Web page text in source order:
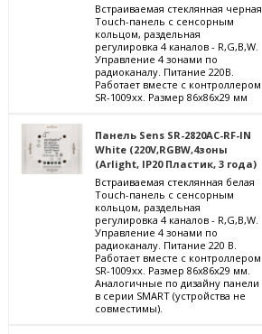
Встраиваемая стеклянная черная
Touch-панель с сенсорным
кольцом, раздельная
регулировка 4 каналов - R,G,B,W.
Управление 4 зонами по
радиоканалу. Питание 220В.
Работает вместе с контроллером
SR-1009xx. Размер 86x86x29 мм
Панель Sens SR-2820AC-RF-IN
White (220V,RGBW,4зоны
(Arlight, IP20 Пластик, 3 года)
Встраиваемая стеклянная белая
Touch-панель с сенсорным
кольцом, раздельная
регулировка 4 каналов - R,G,B,W.
Управление 4 зонами по
радиоканалу. Питание 220 В.
Работает вместе с контроллером
SR-1009xx. Размер 86x86x29 мм.
Аналогичные по дизайну панели
в серии SMART (устройства не
совместимы).